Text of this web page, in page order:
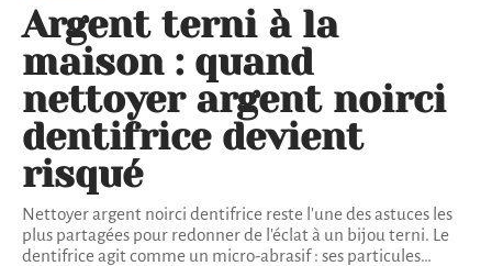
Argent terni à la
maison : quand
nettoyer argent noirci
dentifrice devient
risqué
Nettoyer argent noirci dentifrice reste l'une des astuces les
plus partagées pour redonner de l'éclat à un bijou terni. Le
dentifrice agit comme un micro-abrasif : ses particules…